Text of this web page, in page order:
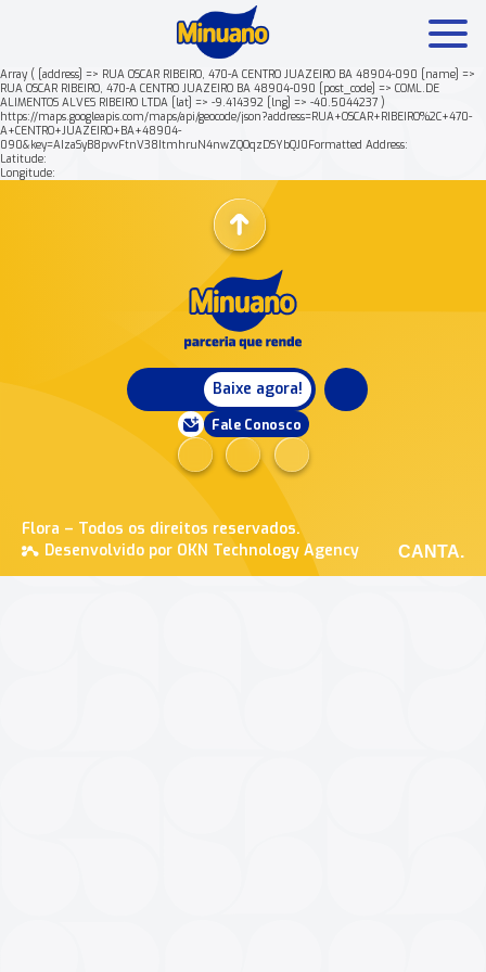
Array ( [address] => RUA OSCAR RIBEIRO, 470-A CENTRO JUAZEIRO BA 48904-090 [name] =>
RUA OSCAR RIBEIRO, 470-A CENTRO JUAZEIRO BA 48904-090 [post_code] => COML.DE
ALIMENTOS ALVES RIBEIRO LTDA [lat] => -9.414392 [lng] => -40.5044237 )
https://maps.googleapis.com/maps/api/geocode/json?address=RUA+OSCAR+RIBEIRO%2C+470-
A+CENTRO+JUAZEIRO+BA+48904-
090&key=AIzaSyB8pvvFtnV38ItmhruN4nwZQOqzDSYbQJ0Formatted Address:
Latitude:
Longitude:
Baixe agora!
Fale Conosco
Flora – Todos os direitos reservados.
Desenvolvido por OKN Technology Agency
CANTA.
Mais buscados: Produtos Minuano Rende +
Nossa história